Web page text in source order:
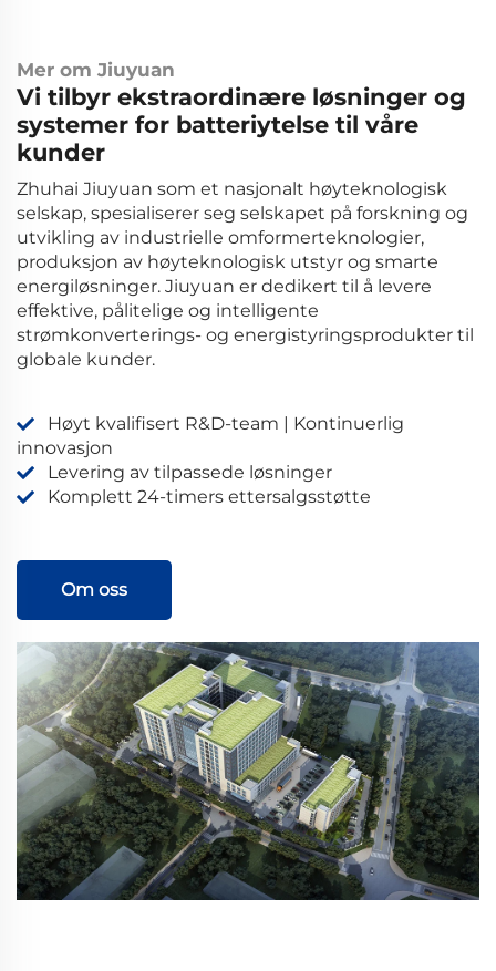
Mer om Jiuyuan
Vi tilbyr ekstraordinære løsninger og
systemer for batteriytelse til våre
kunder
Zhuhai Jiuyuan som et nasjonalt høyteknologisk
selskap, spesialiserer seg selskapet på forskning og
utvikling av industrielle omformerteknologier,
produksjon av høyteknologisk utstyr og smarte
energiløsninger. Jiuyuan er dedikert til å levere
effektive, pålitelige og intelligente
strømkonverterings- og energistyringsprodukter til
globale kunder.
Høyt kvalifisert R&D-team | Kontinuerlig
innovasjon
Levering av tilpassede løsninger
Komplett 24-timers ettersalgsstøtte
Om oss